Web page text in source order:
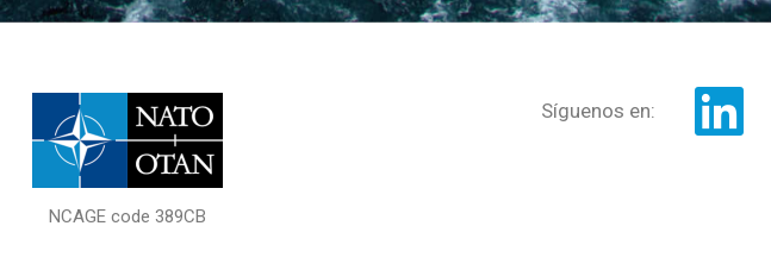
NCAGE code 389CB
Síguenos en: